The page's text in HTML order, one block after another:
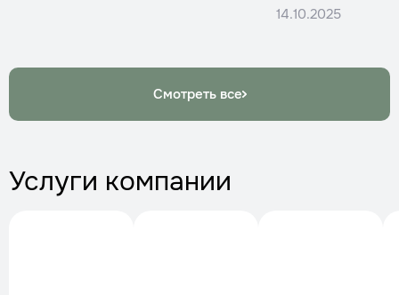
размещение
14.10.2025
Смотреть все
Услуги компании